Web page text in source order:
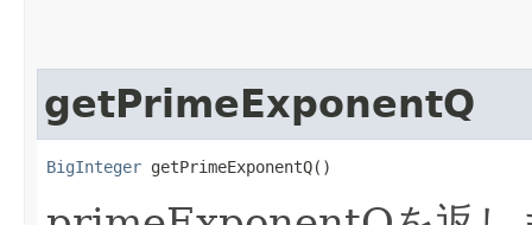
getPrimeExponentQ
BigInteger getPrimeExponentQ()